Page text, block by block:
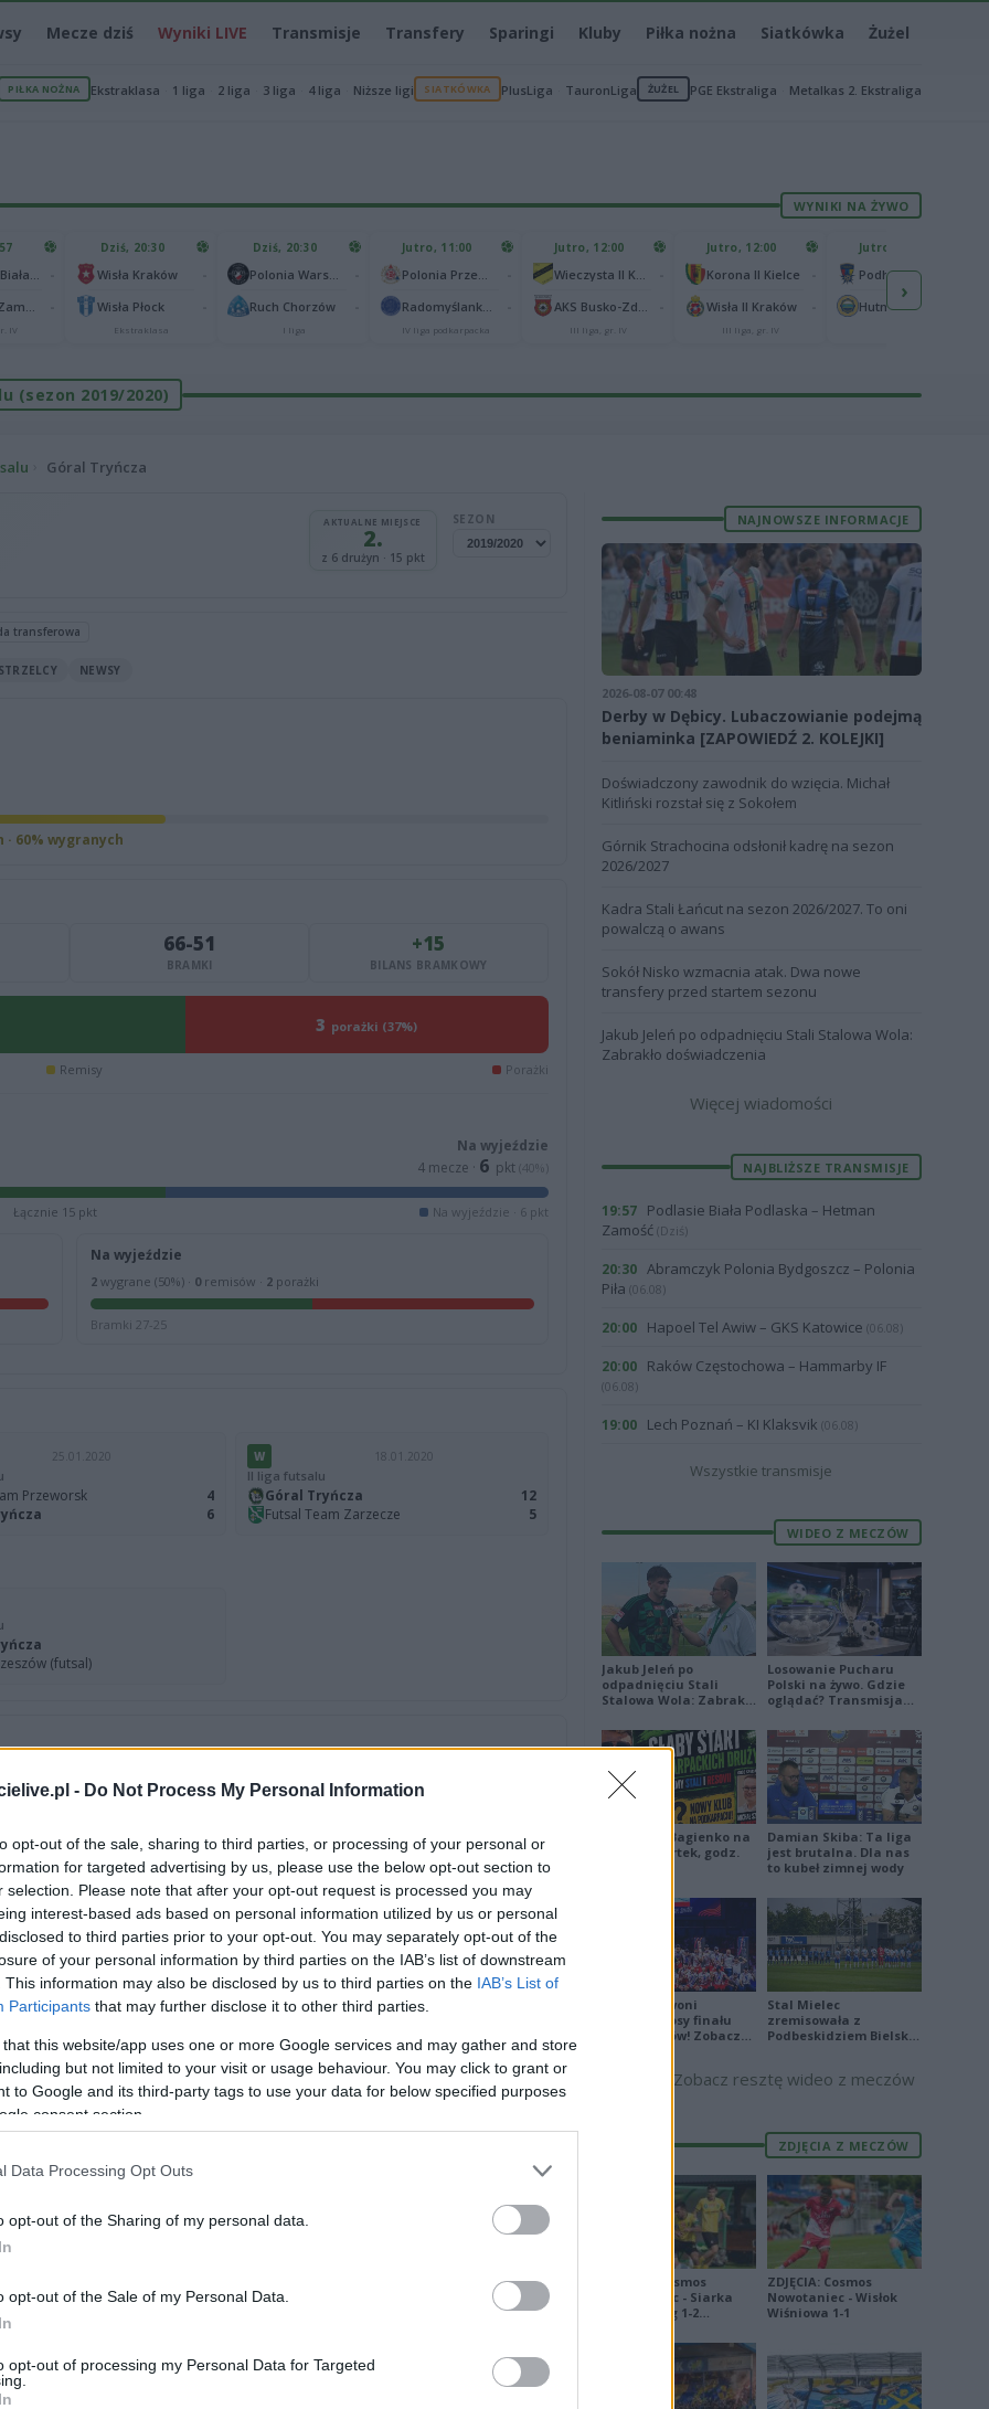
- Do Not Process My Personal Information
opt-out of the sale, sharing to third parties, or processing of your personal or
for targeted advertising by us, please use the below opt-out section to
selection. Please note that after your opt-out request is processed you may
interest-based ads based on personal information utilized by us or personal
to third parties prior to your opt-out. You may separately opt-out of the
of your personal information by third parties on the IAB’s list of downstream
This information may also be disclosed by us to third parties on the IAB’s List of
Participants that may further disclose it to other third parties.
that this website/app uses one or more Google services and may gather and store
but not limited to your visit or usage behaviour. You may click to grant or
to Google and its third-party tags to use your data for below specified purposes
consent section.
Data Processing Opt Outs
opt-out of the Sharing of my personal data.
opt-out of the Sale of my Personal Data.
opt-out of processing my Personal Data for Targeted
Mecze dziś Wyniki LIVE Transmisje Transfery Sparingi Kluby Piłka nożna Siatkówka Żużel
PIŁKA NOŻNA Ekstraklasa 1 liga 2 liga 3 liga 4 liga Niższe ligi SIATKÓWKA PlusLiga TauronLiga ŻUŻEL PGE Ekstraliga Metalkas 2. Ekstraliga
WYNIKI NA ŻYWO
IV
Dziś, 20:30
Wisła Kraków
Wisła Płock
Ekstraklasa
Dziś, 20:30
Ruch Chorzów
I liga
Jutro, 11:00
IV liga podkarpacka
Jutro, 12:00
III liga, gr. IV
Jutro, 12:00
Korona II Kielce
Wisła II Kraków
III liga, gr. IV
Jutro, 13:00
Hutnik Kraków
›
2019/2020)
Góral Tryńcza
AKTUALNE MIEJSCE
2.
z 6 drużyn · 15 pkt
SEZON
transferowa
STRZELCY NEWSY
60% wygranych
66-51
BRAMKI
+15
BILANS BRAMKOWY
3 porażki (37%)
Remisy Porażki
Na wyjeździe
4 mecze · 6 pkt (40%)
Łącznie 15 pkt Na wyjeździe · 6 pkt
Na wyjeździe
2 wygrane (50%) · 0remisów · 2 porażki
Bramki 27-25
25.01.2020
Przeworsk
4
6
W 18.01.2020
II liga futsalu
Góral Tryńcza
12
Futsal Team Zarzecze
5
(futsal)
LIGA MIEJSCE
2.
1.
P
7
W 12
P
8
6
ZOBACZ WIĘCEJ (3)
NAJNOWSZE INFORMACJE
2026-08-07 00:48
Derby w Dębicy. Lubaczowianie podejmą
beniaminka [ZAPOWIEDŹ 2. KOLEJKI]
Doświadczony zawodnik do wzięcia. Michał
Kitliński rozstał się z Sokołem
Górnik Strachocina odsłonił kadrę na sezon
2026/2027
Kadra Stali Łańcut na sezon 2026/2027. To oni
powalczą o awans
Sokół Nisko wzmacnia atak. Dwa nowe
transfery przed startem sezonu
Jakub Jeleń po odpadnięciu Stali Stalowa Wola:
Zabrakło doświadczenia
Więcej wiadomości
NAJBLIŻSZE TRANSMISJE
19:57
Podlasie Biała Podlaska – Hetman
Zamość (Dziś)
20:30 Abramczyk Polonia Bydgoszcz – Polonia
Piła (06.08)
20:00 Hapoel Tel Awiw – GKS Katowice (06.08)
20:00 Raków Częstochowa – Hammarby IF
(06.08)
19:00 Lech Poznań – KI Klaksvik (06.08)
Wszystkie transmisje
WIDEO Z MECZÓW
Jakub Jeleń po
odpadnięciu Stali
Stalowa Wola: Zabrakło
Losowanie Pucharu
Polski na żywo. Gdzie
oglądać? Transmisja
Piłkarskie Bagienko na
żywo: czwartek, godz.
Damian Skiba: Ta liga
jest brutalna. Dla nas
to kubeł zimnej wody
Biało-Czerwoni
odwrócili losy finału
Ligi Narodów! Zobacz
Stal Mielec
zremisowała z
Podbeskidziem Bielsko-
Zobacz resztę wideo z meczów
ZDJĘCIA Z MECZÓW
ZDJĘCIA: Cosmos
Nowotaniec - Siarka
Tarnobrzeg 1-2
ZDJĘCIA: Cosmos
Nowotaniec - Wisłok
Wiśniowa 1-1